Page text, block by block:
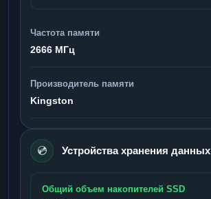
Частота памяти
2666 МГц
Производитель памяти
Kingston
💿 Устройства хранения данных
Общий объем накопителей SSD